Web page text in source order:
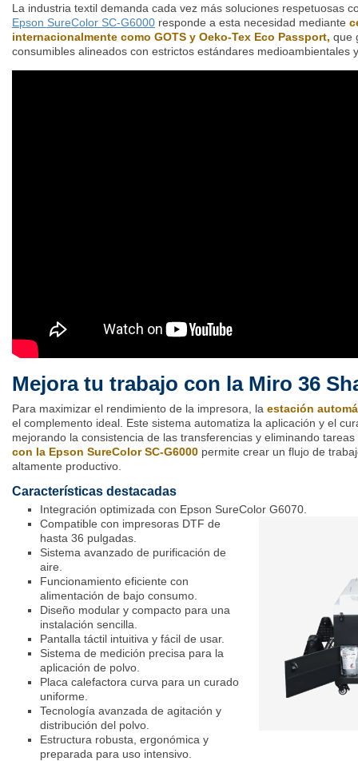
La industria textil demanda cada vez más soluciones respetuosas
Epson SureColor SC-G6000 responde a esta necesidad mediante
internacionalmente como GOTS y Oeko-Tex Eco Passport, que
consumibles alineados con estrictos estándares medioambientales
Mejora tu trabajo con la Miro 36
Para maximizar el rendimiento de la impresora, la estación
el complemento ideal. Este sistema automatiza la aplicación y el
mejorando la consistencia de las transferencias y eliminando
con la Epson SureColor SC-G6000 permite crear un flujo de
altamente productivo.
Características destacadas
Integración optimizada con Epson SureColor G6070.
Compatible con impresoras DTF de
hasta 36 pulgadas.
Sistema avanzado de purificación de
aire.
Funcionamiento eficiente con
alimentación de bajo consumo.
Diseño modular y compacto para una
instalación sencilla.
Pantalla táctil intuitiva y fácil de usar.
Sistema de medición precisa para la
aplicación de polvo.
Placa calefactora curva para un curado
uniforme.
Tecnología avanzada de agitación y
distribución del polvo.
Estructura robusta, ergonómica y
preparada para uso intensivo.